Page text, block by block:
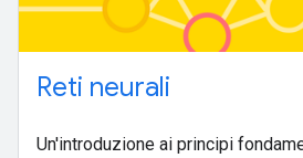
Reti neurali
Un'introduzione ai principi